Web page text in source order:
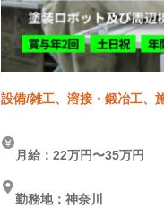
設備/雑工、溶接・鍛冶工、
月給：22万円〜35万円
勤務地：神奈川